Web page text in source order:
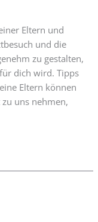
Eltern und
und die
zu gestalten,
dich wird. Tipps
Eltern können
uns nehmen,